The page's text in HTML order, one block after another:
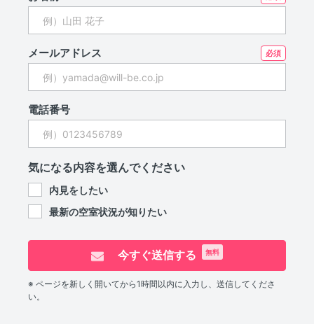
メールアドレス
電話番号
気になる内容を選んでください
内見をしたい
最新の空室状況が知りたい
今すぐ送信する 無料
※ ページを新しく開いてから1時間以内に入力し、送信してくださ
い。